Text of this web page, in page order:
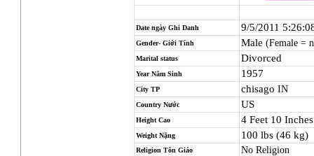
Date ngày Ghi Danh 9/5/2011
Gender- Giới Tính Male (Female =
Marital status Divorced
Year Năm Sinh 1957
City TP chisago IN
Country Nước US
Height Cao 4 Feet 10
Weight Nặng 100 lbs (46 kg)
Religion Tôn Giáo No Religion